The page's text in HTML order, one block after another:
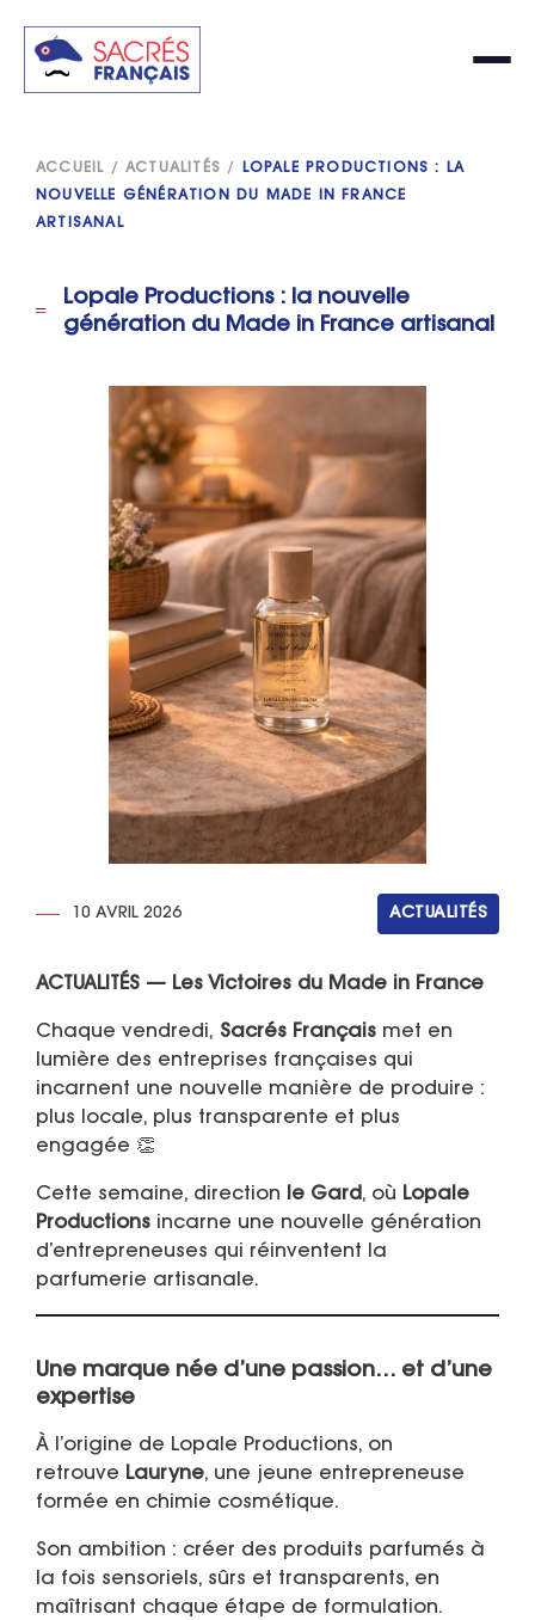
ACCUEIL /ACTUALITÉS / LOPALE PRODUCTIONS : LA
NOUVELLE GÉNÉRATION DU MADE IN FRANCE
ARTISANAL
Lopale Productions : la nouvelle
génération du Made in France artisanal
10 AVRIL 2026 ACTUALITÉS
ACTUALITÉS — Les Victoires du Made in France
Chaque vendredi, Sacrés Français met en
lumière des entreprises françaises qui
incarnent une nouvelle manière de produire :
plus locale, plus transparente et plus
engagée 👏
Cette semaine, direction le Gard, où Lopale
Productions incarne une nouvelle génération
d’entrepreneuses qui réinventent la
parfumerie artisanale.
Une marque née d’une passion… et d’une
expertise
À l’origine de Lopale Productions, on
retrouve Lauryne, une jeune entrepreneuse
formée en chimie cosmétique.
Son ambition : créer des produits parfumés à
la fois sensoriels, sûrs et transparents, en
maîtrisant chaque étape de formulation.